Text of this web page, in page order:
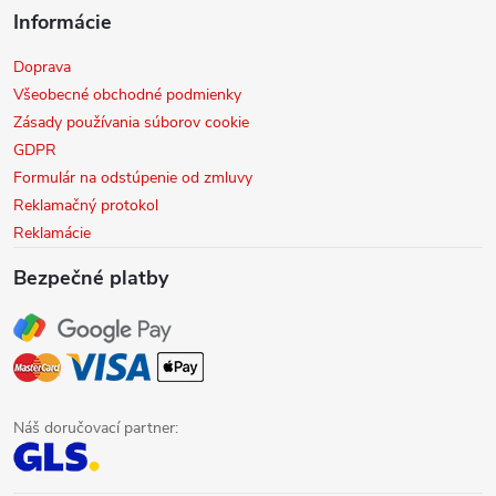
Informácie
Doprava
Všeobecné obchodné podmienky
Zásady používania súborov cookie
GDPR
Formulár na odstúpenie od zmluvy
Reklamačný protokol
Reklamácie
Bezpečné platby
Náš doručovací partner: